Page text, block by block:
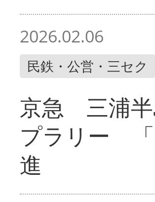
2026.02.06
民鉄・公営・三セク
京急 三浦半
プラリー 「
進